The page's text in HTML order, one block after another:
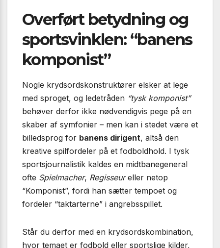
Overført betydning og
sportsvinklen: “banens
komponist”
Nogle krydsordskonstruktører elsker at lege
med sproget, og ledetråden “tysk komponist”
behøver derfor ikke nødvendigvis pege på en
skaber af symfonier – men kan i stedet være et
billedsprog for banens dirigent, altså den
kreative spilfordeler på et fodboldhold. I tysk
sportsjournalistik kaldes en midtbanegeneral
ofte Spielmacher, Regisseureller netop
“Komponist”, fordi han sætter tempoet og
fordeler “taktarterne” i angrebsspillet.
Står du derfor med en krydsordskombination,
hvor temaet er fodbold eller sportslige kilder,